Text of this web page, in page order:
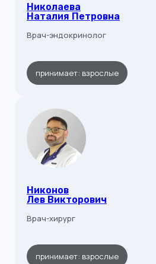
Николаева
Наталия Петровна
Врач-эндокринолог
принимает: взрослые
Никонов
Лев Викторович
Врач-хирург
принимает: взрослые